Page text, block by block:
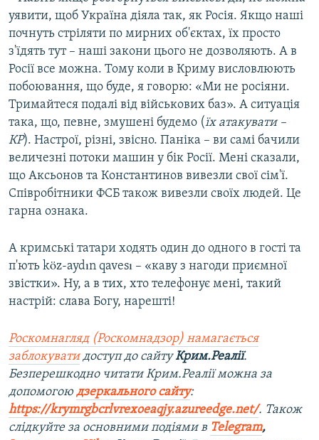
уявити, щоб Україна діяла так, як Росія. Якщо наші
почнуть стріляти по мирних об'єктах, їх просто
з'їдять тут – наші закони цього не дозволяють. А в
Росії все можна. Тому коли в Криму висловлюють
побоювання, що буде, я говорю: «Ми не росіяни.
Тримайтеся подалі від військових баз». А ситуація
така, що, певне, змушені будемо (їх атакувати –
КР). Настрої, різні, звісно. Паніка – ви самі бачили
величезні потоки машин у бік Росії. Мені сказали,
що Аксьонов та Константинов вивезли свої сім'ї.
Співробітники ФСБ також вивезли своїх людей. Це
гарна ознака.
А кримські татари ходять один до одного в гості та
п'ють köz-aydın qavesı – «каву з нагоди приємної
звістки». Ну, а в тих, хто телефонує мені, такий
настрій: слава Богу, нарешті!
Роскомнагляд (Роскомнадзор) намагається
заблокуватидоступ до сайтуКрим.Реалії.
Безперешкодно читати Крим.Реалії можна за
допомогою дзеркального сайту:
https://krymrgbcrlvrexoeaqjy.azureedge.net/. Також
слідкуйте за основними подіями в Telegram,